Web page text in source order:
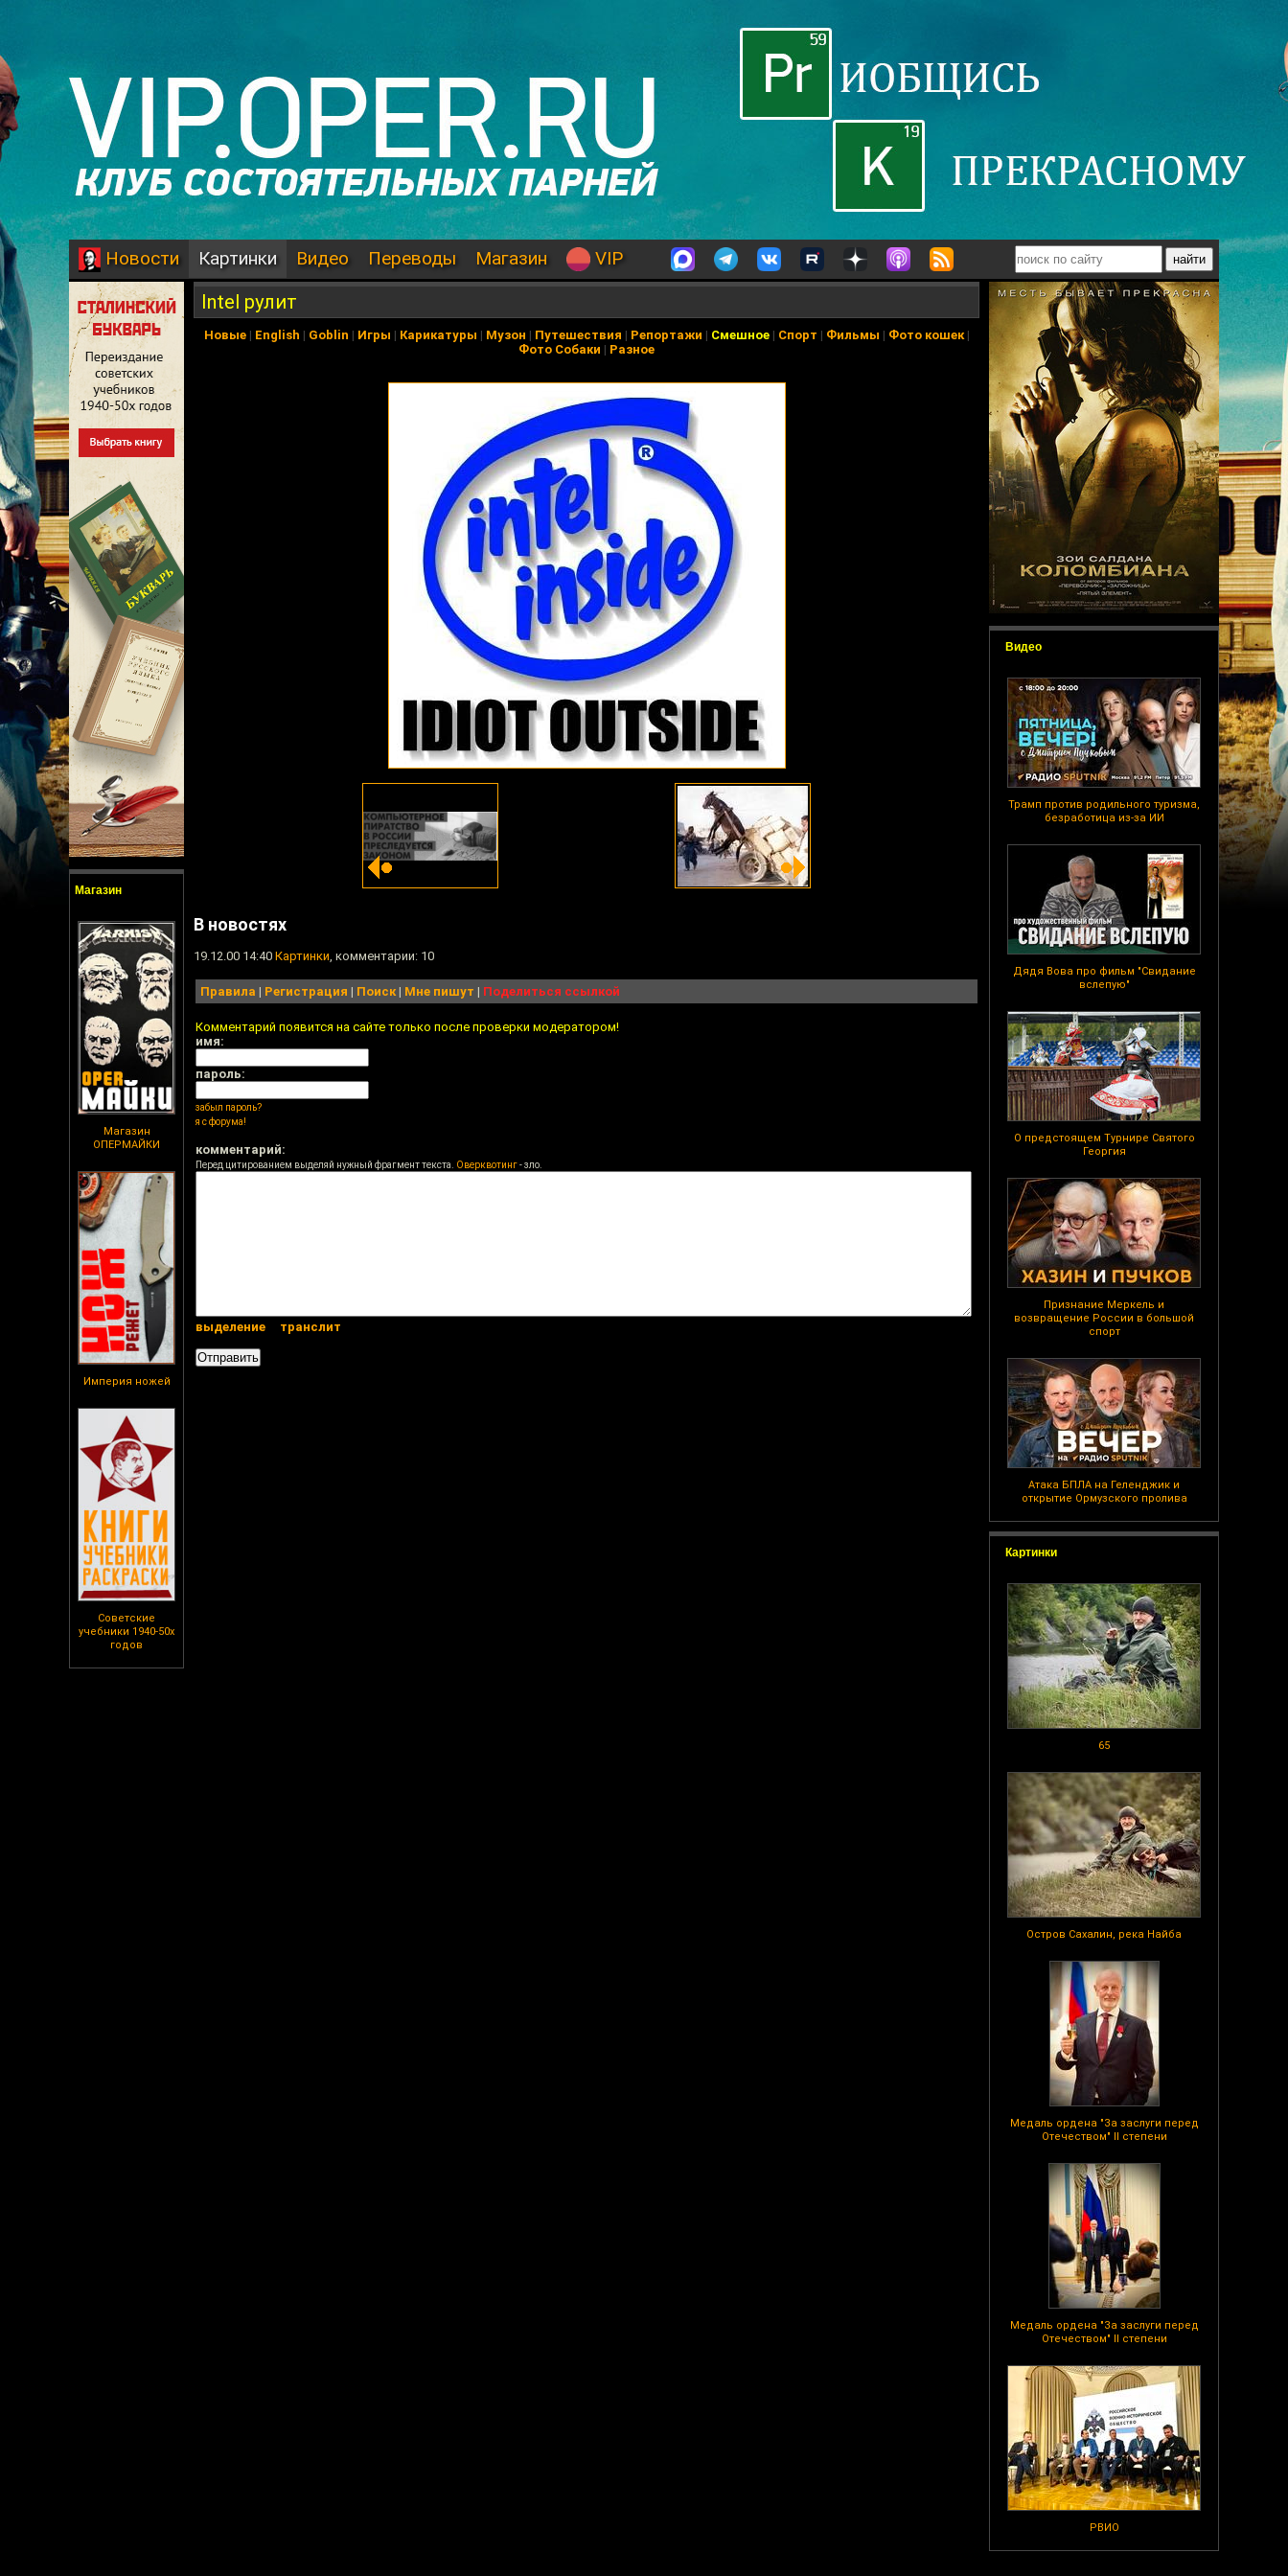
Новости Картинки Видео Переводы Магазин VIP
Магазин
Магазин
ОПЕРМАЙКИ
Империя ножей
Советские
учебники 1940-50х
годов
Видео
Трамп против родильного туризма,
безработица из-за ИИ
Дядя Вова про фильм "Свидание
вслепую"
О предстоящем Турнире Святого
Георгия
Признание Меркель и
возвращение России в большой
спорт
Атака БПЛА на Геленджик и
открытие Ормузского пролива
Картинки
65
Остров Сахалин, река Найба
Медаль ордена "За заслуги перед
Отечеством" II степени
Медаль ордена "За заслуги перед
Отечеством" II степени
РВИО
Intel рулит
Новые| English | Goblin | Игры | Карикатуры | Музон | Путешествия | Репортажи | Смешное| Спорт | Фильмы | Фото кошек|
Фото Собаки | Разное
В новостях
19.12.00 14:40 Картинки, комментарии: 10
Правила | Регистрация | Поиск| Мне пишут | Поделиться ссылкой
Комментарий появится на сайте только после проверки модератором!
имя:
пароль:
забыл пароль?
я с форума!
комментарий:
Перед цитированием выделяй нужный фрагмент текста. Оверквотинг- зло.
выделение транслит